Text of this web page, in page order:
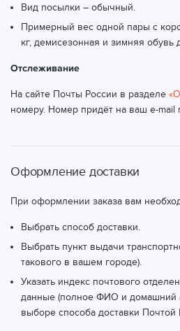
Вид посылки – обычный.
Примерный вес одной пары с
кг, демисезонная и зимняя обувь
Отслеживание
На сайте Почты России в разделе
номеру. Номер придёт на ваш e-mail
Оформление доставки
При оформлении заказа вам
Выбрать способ доставки.
Выбрать пункт выдачи
такового в вашем городе).
Указать индекс почтового
данные (полное ФИО и домашний
выборе способа доставки Почтой